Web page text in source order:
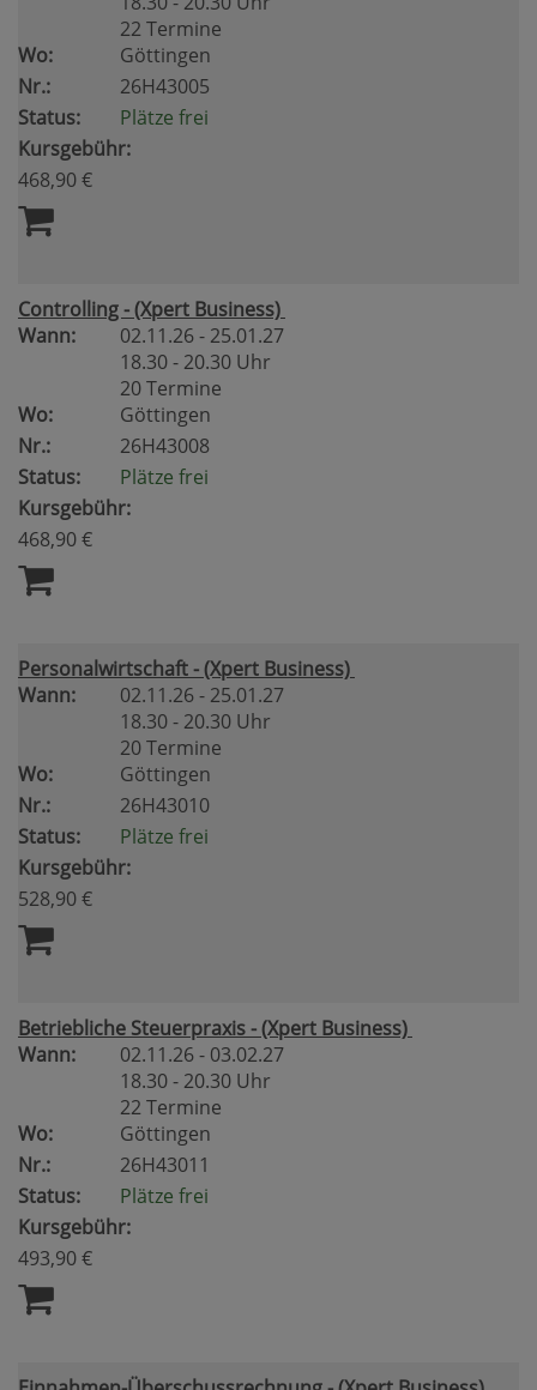
22 Termine
Wo:
Göttingen
Nr.:
26H43005
Status:
Plätze frei
Kursgebühr:
468,90 €
Controlling - (Xpert Business)
Wann:
02.11.26 - 25.01.27
18.30 - 20.30 Uhr
20 Termine
Wo:
Göttingen
Nr.:
26H43008
Status:
Plätze frei
Kursgebühr:
468,90 €
Personalwirtschaft - (Xpert Business)
Wann:
02.11.26 - 25.01.27
18.30 - 20.30 Uhr
20 Termine
Wo:
Göttingen
Nr.:
26H43010
Status:
Plätze frei
Kursgebühr:
528,90 €
Betriebliche Steuerpraxis - (Xpert Business)
Wann:
02.11.26 - 03.02.27
18.30 - 20.30 Uhr
22 Termine
Wo:
Göttingen
Nr.:
26H43011
Status:
Plätze frei
Kursgebühr:
493,90 €